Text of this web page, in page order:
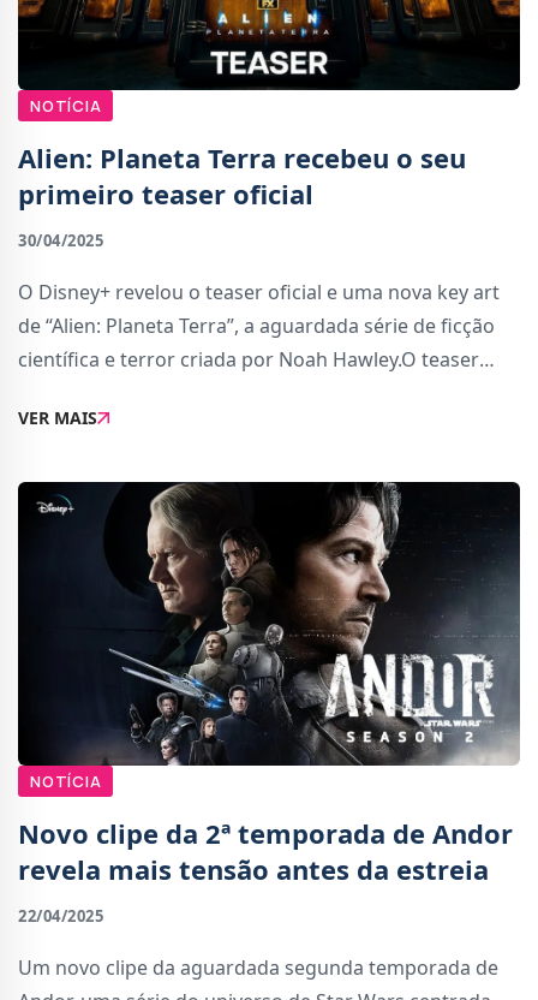
NOTÍCIA
Alien: Planeta Terra recebeu o seu
primeiro teaser oficial
30/04/2025
O Disney+ revelou o teaser oficial e uma nova key art
de “Alien: Planeta Terra”, a aguardada série de ficção
científica e terror criada por Noah Hawley.O teaser
intensa que marca a série, onde
VER MAIS
NOTÍCIA
Novo clipe da 2ª temporada de Andor
revela mais tensão antes da estreia
22/04/2025
Um novo clipe da aguardada segunda temporada de